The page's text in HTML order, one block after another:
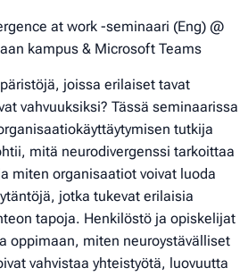
at work -seminaari (Eng) @
kampus & Microsoft Teams
joissa erilaiset tavat
vahvuuksiksi? Tässä seminaarissa
tutkija
mitä neurodivergenssi tarkoittaa
miten organisaatiot voivat luoda
jotka tukevat erilaisia
tapoja. Henkilöstö ja opiskelijat
oppimaan, miten neuroystävälliset
vahvistaa yhteistyötä, luovuutta